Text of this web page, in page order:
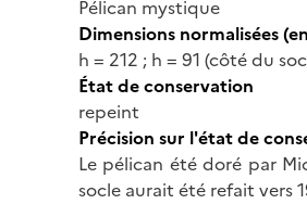
Pélican mystique
Dimensions normalisées
h = 212 ; h = 91 (côté du
État de conservation
repeint
Précision sur l'état de
Le pélican été doré par
socle aurait été refait vers